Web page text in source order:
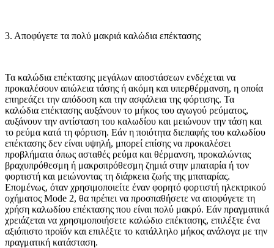
3. Αποφύγετε τα πολύ μακριά καλώδια επέκτασης
Τα καλώδια επέκτασης μεγάλων αποστάσεων ενδέχεται να
προκαλέσουν απώλεια τάσης ή ακόμη και υπερθέρμανση, η οποία
επηρεάζει την απόδοση και την ασφάλεια της φόρτισης. Τα
καλώδια επέκτασης αυξάνουν το μήκος του αγωγού ρεύματος,
αυξάνουν την αντίσταση του καλωδίου και μειώνουν την τάση και
το ρεύμα κατά τη φόρτιση. Εάν η ποιότητα διεπαφής του καλωδίου
επέκτασης δεν είναι υψηλή, μπορεί επίσης να προκαλέσει
προβλήματα όπως ασταθές ρεύμα και θέρμανση, προκαλώντας
βραχυπρόθεσμη ή μακροπρόθεσμη ζημιά στην μπαταρία ή τον
φορτιστή και μειώνοντας τη διάρκεια ζωής της μπαταρίας.
Επομένως, όταν χρησιμοποιείτε έναν φορητό φορτιστή ηλεκτρικού
οχήματος Mode 2, θα πρέπει να προσπαθήσετε να αποφύγετε τη
χρήση καλωδίου επέκτασης που είναι πολύ μακρύ. Εάν πραγματικά
χρειάζεται να χρησιμοποιήσετε καλώδιο επέκτασης, επιλέξτε ένα
αξιόπιστο προϊόν και επιλέξτε το κατάλληλο μήκος ανάλογα με την
πραγματική κατάσταση.